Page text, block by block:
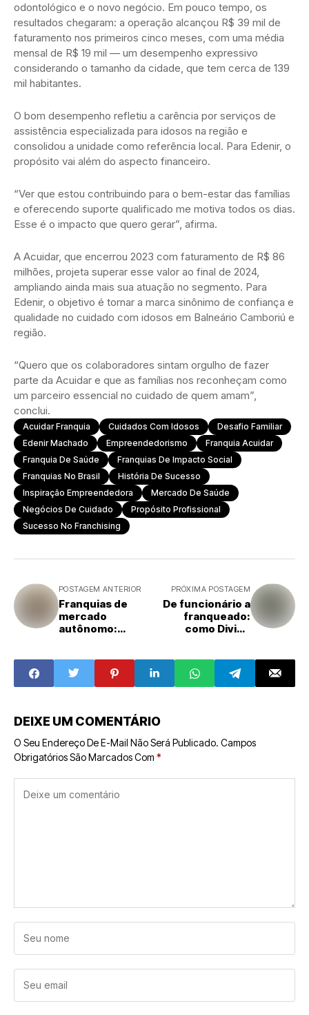
odontológico e o novo negócio. Em pouco tempo, os
resultados chegaram: a operação alcançou R$ 39 mil de
faturamento nos primeiros cinco meses, com uma média
mensal de R$ 19 mil — um desempenho expressivo
considerando o tamanho da cidade, que tem cerca de 139
mil habitantes.
O bom desempenho refletiu a carência por serviços de
assistência especializada para idosos na região e
consolidou a unidade como referência local. Para Edenir, o
propósito vai além do aspecto financeiro.
“Ver que estou contribuindo para o bem-estar das famílias
e oferecendo suporte qualificado me motiva todos os dias.
Esse é o impacto que quero gerar”, afirma.
A Acuidar, que encerrou 2023 com faturamento de R$ 86
milhões, projeta superar esse valor ao final de 2024,
ampliando ainda mais sua atuação no segmento. Para
Edenir, o objetivo é tornar a marca sinônimo de confiança e
qualidade no cuidado com idosos em Balneário Camboriú e
região.
“Quero que os colaboradores sintam orgulho de fazer
parte da Acuidar e que as famílias nos reconheçam como
um parceiro essencial no cuidado de quem amam”,
conclui.
Acuidar Franquia Cuidados Com Idosos
Desafio Familiar
Edenir Machado
Empreendedorismo
Franquia Acuidar
Franquia De Saúde
Franquias De Impacto Social
Franquias No Brasil
História De Sucesso
Inspiração Empreendedora
Mercado De Saúde
Negócios De Cuidado
Propósito Profissional
Sucesso No Franchising
POSTAGEM ANTERIOR
Franquias de
mercado
autônomo:
seu público
PRÓXIMA POSTAGEM
De funcionário a
franqueado:
como Divino
Giraffas Patteo
Olinda
DEIXE UM COMENTÁRIO
O Seu Endereço De E-Mail Não Será Publicado. Campos
Obrigatórios São Marcados Com *